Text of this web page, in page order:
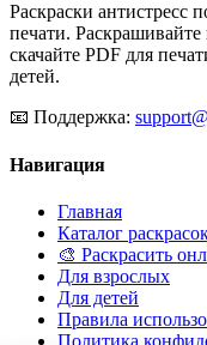
Раскраски антистресс
печати. Раскрашивайте
скачайте PDF для
детей.
📧 Поддержка:
Навигация
Главная
Каталог
🎨 Раскрасить
Для взрослых
Для детей
Правила
Политика